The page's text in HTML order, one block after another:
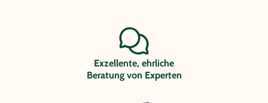
Exzellente, ehrliche
Beratung von Experten